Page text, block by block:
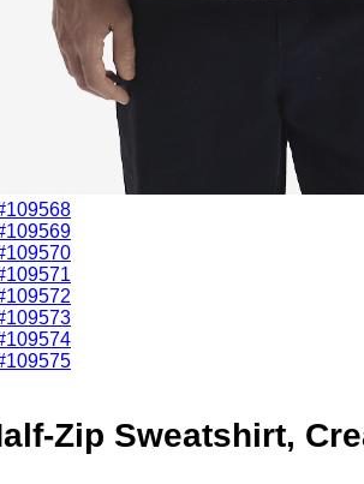
Zip Sweatshirt,